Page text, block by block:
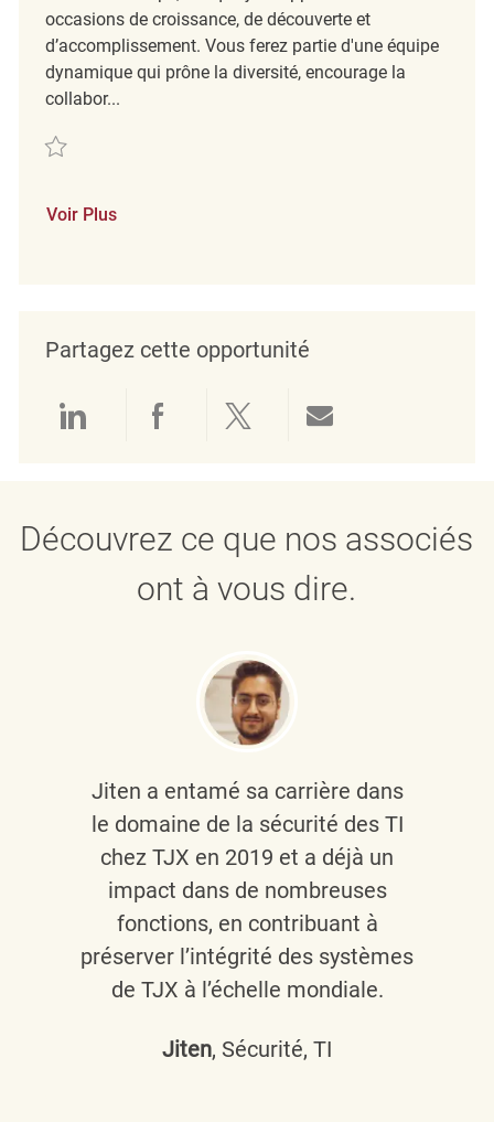
occasions de croissance, de découverte et
d’accomplissement. Vous ferez partie d'une équipe
dynamique qui prône la diversité, encourage la
collabor...
Sauvegarder Lagerarbeiter (m/w/d) REQ135089
Voir Plus
Partagez cette opportunité
Partager via LinkedIn
Partager via Facebook
Partager via twitter
Découvrez ce que nos associés
ont à vous dire.
Jiten a entamé sa carrière dans
le domaine de la sécurité des TI
chez TJX en 2019 et a déjà un
impact dans de nombreuses
fonctions, en contribuant à
préserver l’intégrité des systèmes
de TJX à l’échelle mondiale.
Jiten, Sécurité, TI